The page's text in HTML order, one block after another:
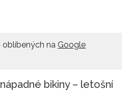
oblíbených na Google
bikiny – letošní